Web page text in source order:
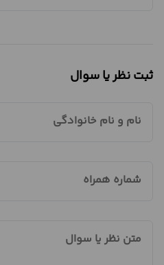
ثبت نظر یا سوال
نام و نام خانوادگی
شماره همراه
متن نظر یا سوال